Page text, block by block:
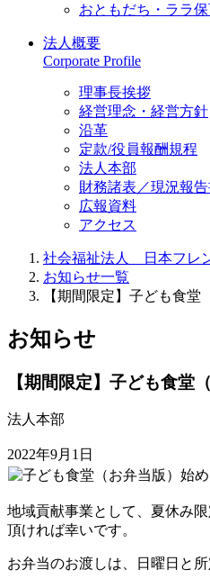
おともだち・ララ保
法人概要
Corporate Profile
理事長挨拶
経営理念・経営方針
沿革
定款/役員報酬規程
法人本部
財務諸表／現況報
広報資料
アクセス
社会福祉法人 日本フレ
お知らせ一覧
【期間限定】子ども食堂
お知らせ
【期間限定】子ども食堂
法人本部
2022年9月1日
地域貢献事業として、夏休み
頂ければ幸いです。
お弁当のお渡しは、日曜日と